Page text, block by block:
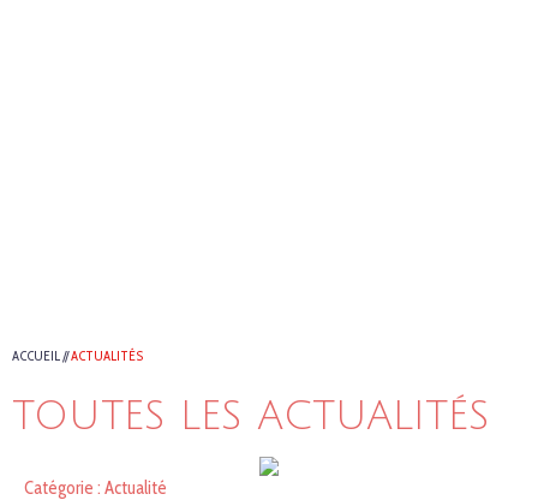
ACCUEIL//ACTUALITÉS
TOUTES LES ACTUALITÉS
Catégorie : Actualité